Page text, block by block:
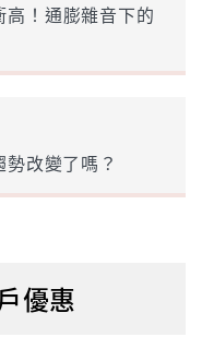
！通膨雜音下的
改變了嗎？
優惠